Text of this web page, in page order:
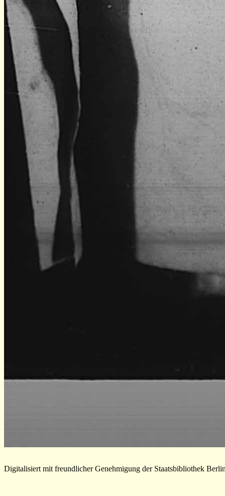
Digitalisiert mit freundlicher Genehmigung der Staatsbibliothek